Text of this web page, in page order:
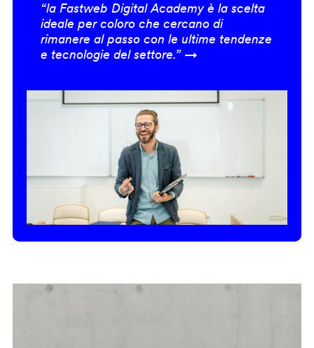
“la Fastweb Digital Academy è la scelta
ideale per coloro che cercano di
rimanere al passo con le ultime tendenze
e tecnologie del settore.” →